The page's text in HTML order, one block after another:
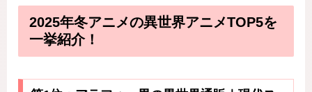
2025年冬アニメの異世界アニメTOP5を
一挙紹介！